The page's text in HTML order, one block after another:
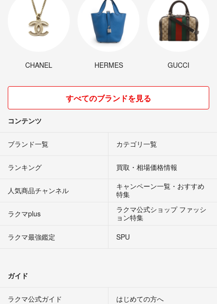
CHANEL HERMES GUCCI
すべてのブランドを見る
コンテンツ
ブランド一覧 カテゴリ一覧
ランキング 買取・相場価格情報
人気商品チャンネル
キャンペーン一覧・おすすめ
特集
ラクマplus
ラクマ公式ショップ ファッシ
ョン特集
ラクマ最強鑑定
SPU
ガイド
ラクマ公式ガイド はじめての方へ